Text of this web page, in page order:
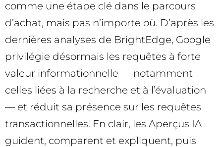
comme une étape clé dans le parcours
d’achat, mais pas n’importe où. D’après les
dernières analyses de BrightEdge, Google
privilégie désormais les requêtes à forte
valeur informationnelle — notamment
celles liées à la recherche et à l’évaluation
— et réduit sa présence sur les requêtes
transactionnelles. En clair, les Aperçus IA
guident, comparent et expliquent, puis